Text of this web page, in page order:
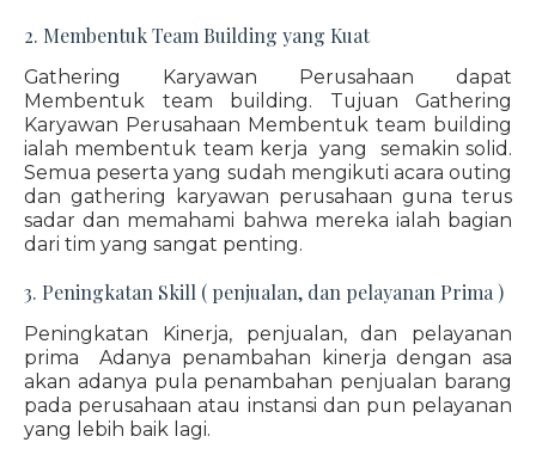
2. Membentuk Team Building yang Kuat
Gathering Karyawan Perusahaan dapat
Membentuk team building. Tujuan Gathering
Karyawan Perusahaan Membentuk team building
ialah membentuk team kerja yang semakin solid.
Semua peserta yang sudah mengikuti acara outing
dan gathering karyawan perusahaan guna terus
sadar dan memahami bahwa mereka ialah bagian
dari tim yang sangat penting.
3. Peningkatan Skill ( penjualan, dan pelayanan Prima )
Peningkatan Kinerja, penjualan, dan pelayanan
prima Adanya penambahan kinerja dengan asa
akan adanya pula penambahan penjualan barang
pada perusahaan atau instansi dan pun pelayanan
yang lebih baik lagi.